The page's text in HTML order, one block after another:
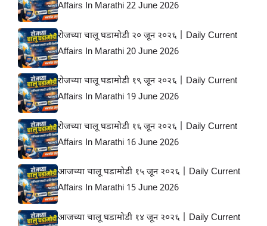
Affairs In Marathi 22 June 2026
रोजच्या चालू घडामोडी २० जून २०२६ | Daily Current
Affairs In Marathi 20 June 2026
रोजच्या चालू घडामोडी १९ जून २०२६ | Daily Current
Affairs In Marathi 19 June 2026
रोजच्या चालू घडामोडी १६ जून २०२६ | Daily Current
Affairs In Marathi 16 June 2026
आजच्या चालू घडामोडी १५ जून २०२६ | Daily Current
Affairs In Marathi 15 June 2026
आजच्या चालू घडामोडी १४ जून २०२६ | Daily Current